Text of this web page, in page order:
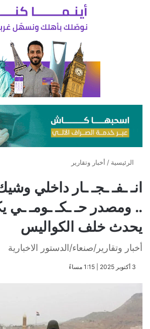
الرئيسية / أخبار وتقارير
انـ ـفـ ـجـ ـار داخلي
.. ومصدر حـ ـكـ ـومـ
يحدث خلف الكواليس
أخبار وتقارير/صنعاء/الدستور الاخبارية
​3 أكتوبر 2025 | 1:15 مساءً